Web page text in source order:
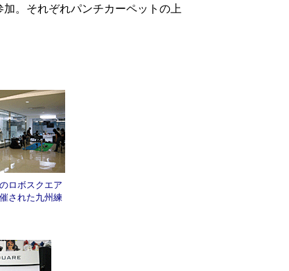
。それぞれパンチカーペットの上
ロボスクエア
された九州練